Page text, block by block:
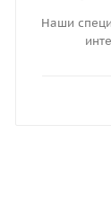
Наши